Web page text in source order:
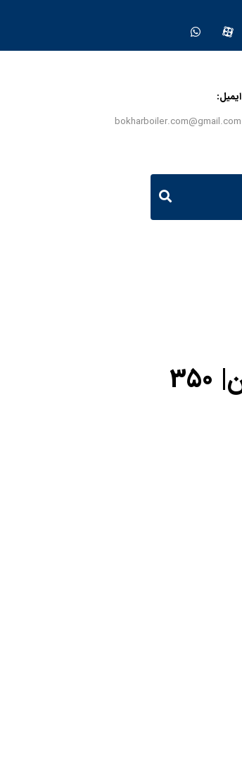
ایمیل:
bokharboiler.com@gmail.com
سختی گیر رزینی 350000 گرین| 350